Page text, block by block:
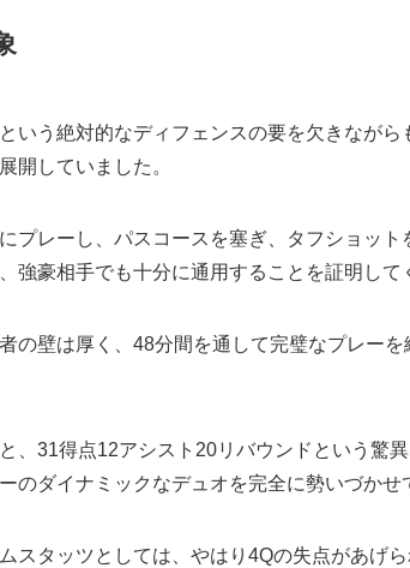
いう絶対的なディフェンスの要を欠きなが
開していました。
プレーし、パスコースを塞ぎ、タフショッ
強豪相手でも十分に通用することを証明して
の壁は厚く、48分間を通して完璧なプレー
、31得点12アシスト20リバウンドという驚
のダイナミックなデュオを完全に勢いづかせ
スタッツとしては、やはり4Qの失点があげら